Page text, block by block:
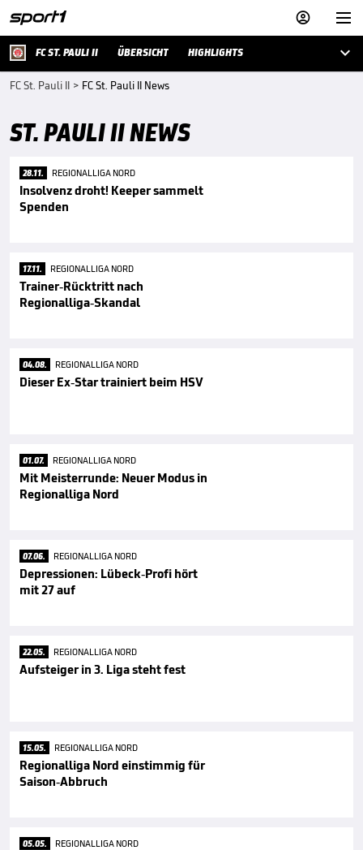


FC ST. PAULI II ÜBERSICHT HIGHLIGHTS 
FC St. Pauli II > FC St. Pauli II News
ST. PAULI II NEWS
28.11. REGIONALLIGA NORD
Insolvenz droht! Keeper sammelt
Spenden
17.11. REGIONALLIGA NORD
Trainer-Rücktritt nach
Regionalliga-Skandal
04.08. REGIONALLIGA NORD
Dieser Ex-Star trainiert beim HSV
01.07. REGIONALLIGA NORD
Mit Meisterrunde: Neuer Modus in
Regionalliga Nord
07.06. REGIONALLIGA NORD
Depressionen: Lübeck-Profi hört
mit 27 auf
22.05. REGIONALLIGA NORD
Aufsteiger in 3. Liga steht fest
15.05. REGIONALLIGA NORD
Regionalliga Nord einstimmig für
Saison-Abbruch
05.05. REGIONALLIGA NORD